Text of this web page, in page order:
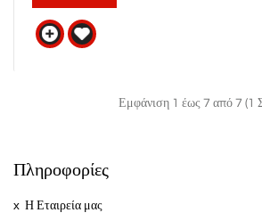
Εμφάνιση 1 έως 7 από 7 (1
Πληροφορίες
Η Εταιρεία μας